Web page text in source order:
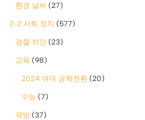
환경 날씨 (27)
2-2 사회 정치 (577)
경찰 치안 (23)
교육 (98)
2024 여대 공학전환 (20)
수능 (7)
국방 (37)